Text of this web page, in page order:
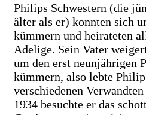
Philips Schwestern (die
älter als er) konnten sich
kümmern und heirateten
Adelige. Sein Vater
um den erst neunjährigen
kümmern, also lebte
verschiedenen
1934 besuchte er das